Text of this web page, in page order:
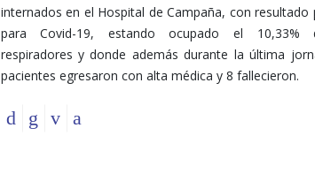
internados en el Hospital de Campaña, con resultado
para Covid-19, estando ocupado el 10,33%
respiradores y donde además durante la última
pacientes egresaron con alta médica y 8 fallecieron.